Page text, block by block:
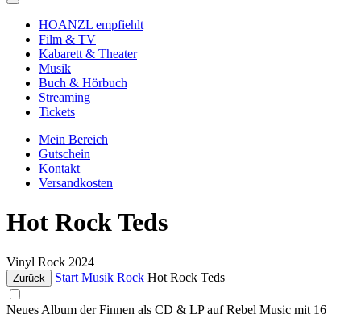
HOANZL empfiehlt
Film & TV
Kabarett & Theater
Musik
Buch & Hörbuch
Streaming
Tickets
Mein Bereich
Gutschein
Kontakt
Versandkosten
Hot Rock Teds
Vinyl Rock 2024
Zurück Start Musik Rock Hot Rock Teds
Neues Album der Finnen als CD & LP auf Rebel Music mit 16